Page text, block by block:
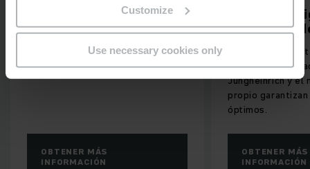
Customize
Use necessary cookies only
automatización
Automatizar con éxito con el socio
OBTENER MÁS
INFORMACIÓN
Productos
soluciones
Industria 4.0 e
(IdC) para su
Jungheinrich y el
propio
óptimos.
OBTENER MÁS
INFORMACIÓN